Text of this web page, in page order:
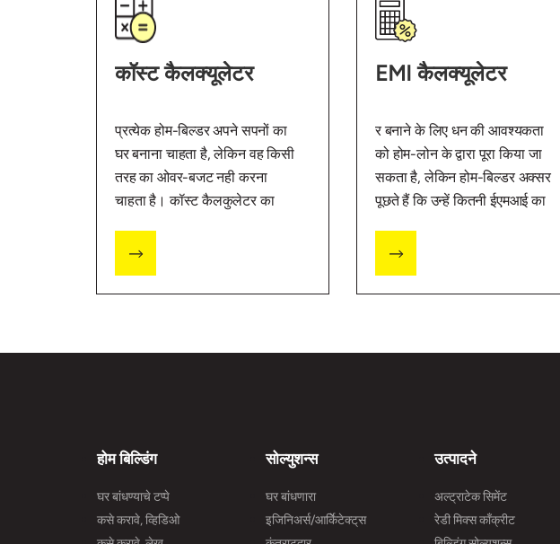
कॉस्ट कैलक्यूलेटर
प्रत्येक होम-बिल्डर अपने सपनों का
घर बनाना चाहता है, लेकिन वह किसी
तरह का ओवर-बजट नही करना
चाहता है। कॉस्ट कैलकुलेटर का
में बेहतर विचार मिलेगा कि आपको कहाँ
EMI कैलक्यूलेटर
र बनाने के लिए धन की आवश्यकता
को होम-लोन के द्वारा पूरा किया जा
सकता है, लेकिन होम-बिल्डर अक्सर
पूछते हैं कि उन्हें कितनी ईएमआई का
कैलकुलेटर की मदद से आप ईएमआई
आपको बजट को बेहतर तरीके से प्लान
होम बिल्डिंग
घर बांधण्याचे टप्पे
कसे करावे, व्हिडिओ
सोल्युशन्स
घर बांधणारा
इजिनिअर्स/आर्किेटेक्ट्‌स
उत्पादने
अल्ट्राटेक सिमेंट
रेडी मिक्स काँक्रीट